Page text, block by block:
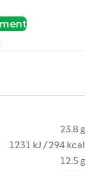
23.8 g
1231 kJ / 294 kcal
12.5 g